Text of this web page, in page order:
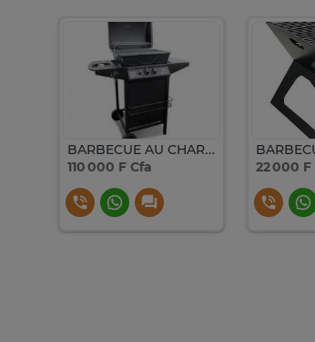
BARBECUE AU CHARBON DECAKILA NOIR KMGS005B
110 000 F Cfa
22 000 F